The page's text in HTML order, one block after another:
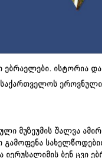
ებრაელები. ისტორია
საქართველოს ეროვნული
მუზეუმის შალვა
გამოფენა
იერუსალიმის ბენ ცვი